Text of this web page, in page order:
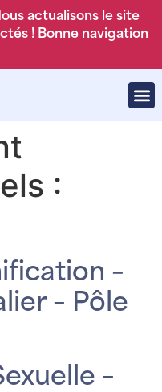
actualisons le site
! Bonne navigation
:
–
– Pôle
–